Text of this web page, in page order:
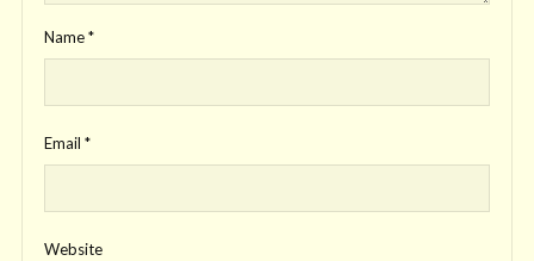
Name*
Email *
Website